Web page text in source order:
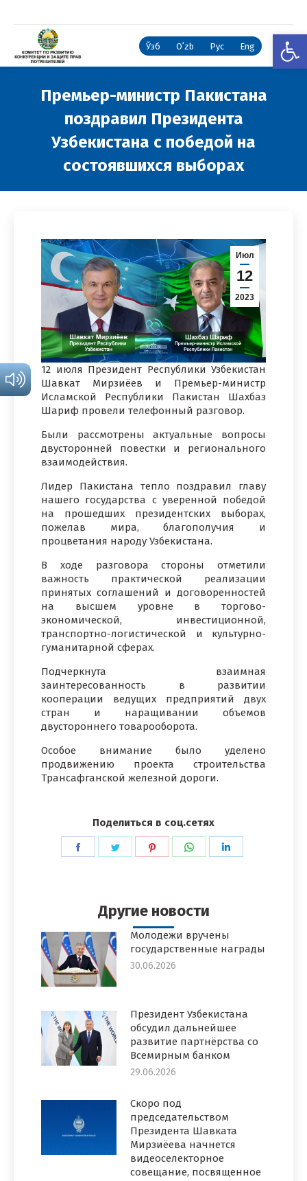
Ўзб Oʻzb Рус Eng
Премьер-министр Пакистана
поздравил Президента
Узбекистана с победой на
состоявшихся выборах
Июл
12
2023
12 июля Президент Республики Узбекистан
Шавкат Мирзиёев и Премьер-министр
Исламской Республики Пакистан Шахбаз
Шариф провели телефонный разговор.
Были рассмотрены актуальные вопросы
двусторонней повестки и регионального
взаимодействия.
Лидер Пакистана тепло поздравил главу
нашего государства с уверенной победой
на прошедших президентских выборах,
пожелав мира, благополучия и
процветания народу Узбекистана.
В ходе разговора стороны отметили
важность практической реализации
принятых соглашений и договоренностей
на высшем уровне в торгово-
экономической, инвестиционной,
транспортно-логистической и культурно-
гуманитарной сферах.
Подчеркнута взаимная
заинтересованность в развитии
кооперации ведущих предприятий двух
стран и наращивании объемов
двустороннего товарооборота.
Особое внимание было уделено
продвижению проекта строительства
Трансафганской железной дороги.
Поделиться в соц.сетях
ПоделитьсяПоделитьсяПоделитьсяПоделиться
Другие новости
Молодежи вручены
государственные награды
30.06.2026
Президент Узбекистана
обсудил дальнейшее
развитие партнёрства со
Всемирным банком
29.06.2026
Скоро под
председательством
Президента Шавката
Мирзиёева начнется
видеоселекторное
совещание, посвященное